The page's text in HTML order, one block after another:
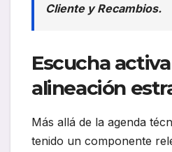
Cliente y Recambios.
Escucha
alineación
Más allá de la agenda
tenido un componente